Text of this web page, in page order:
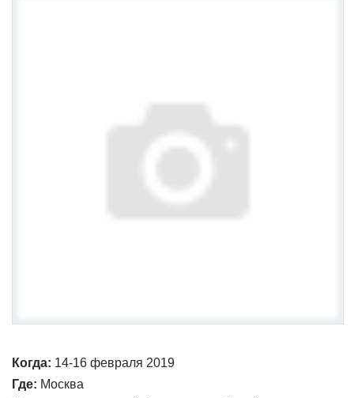
Когда: 14-16 февраля 2019
Где: Москва